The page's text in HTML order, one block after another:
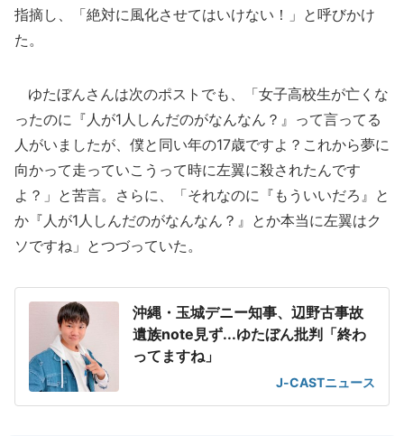
指摘し、「絶対に風化させてはいけない！」と呼びかけ
た。
ゆたぼんさんは次のポストでも、「女子高校生が亡くな
ったのに『人が1人しんだのがなんなん？』って言ってる
人がいましたが、僕と同い年の17歳ですよ？これから夢に
向かって走っていこうって時に左翼に殺されたんです
よ？」と苦言。さらに、「それなのに『もういいだろ』と
か『人が1人しんだのがなんなん？』とか本当に左翼はク
ソですね」とつづっていた。
沖縄・玉城デニー知事、辺野古事故
遺族note見ず...ゆたぼん批判「終わ
ってますね」
J-CASTニュース